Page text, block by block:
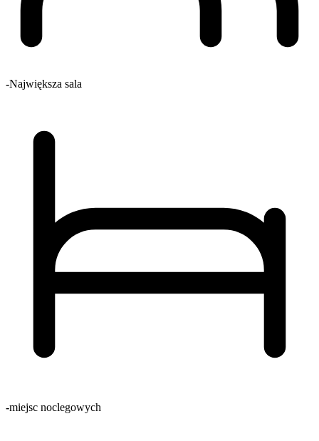
-Największa sala
-miejsc noclegowych